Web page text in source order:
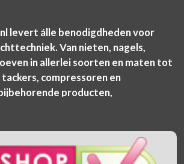
levert álle benodigdheden voor
Van nieten, nagels,
in allerlei soorten en maten tot
compressoren en
producten,